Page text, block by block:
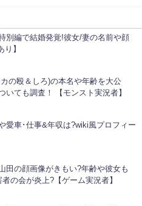
別編で結婚発覚!彼女/妻の名前や顔
り】
の殴＆しろ)の本名や年齢を大公
いても調査！ 【モンスト実況者】
愛車･仕事&年収は?wiki風プロフィー
田の顔画像がきもい?年齢や彼女も
の会が炎上?【ゲーム実況者】